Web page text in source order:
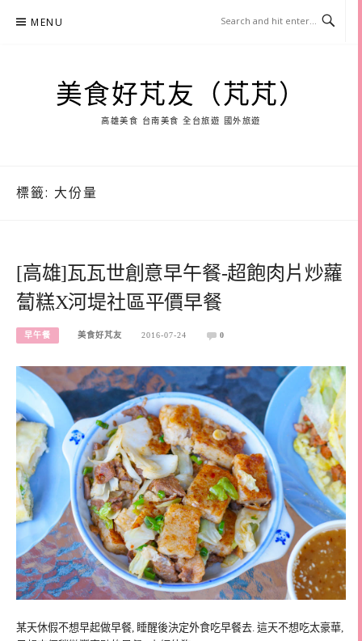
MENU
美食好芃友（芃芃）
高雄美食 台南美食 全台旅遊 國外旅遊
標籤: 大份量
[高雄]瓦瓦世創意早午餐-超飽肉片炒蘿
蔔糕X河堤社區平價早餐
早午餐 美食好芃友 2016-07-24 0
某天休假不想早起做早餐, 睡醒後決定外食吃早餐去. 這天不想吃太豪華,